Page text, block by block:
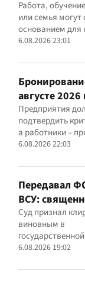
до 2028 года
Работа,
или семья могут
основанием для
статуса в ЕС
6.08.2026 23:01
августе
и из-за чего
Предприятия
подтвердить
а работники –
актуальность
6.08.2026 22:03
Передавал
ВСУ:
Суд признал
виновным в
постановил
6.08.2026 19:02